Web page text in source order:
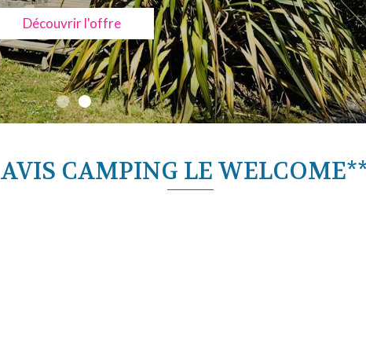
Découvrir l'offre
AVIS CAMPING LE